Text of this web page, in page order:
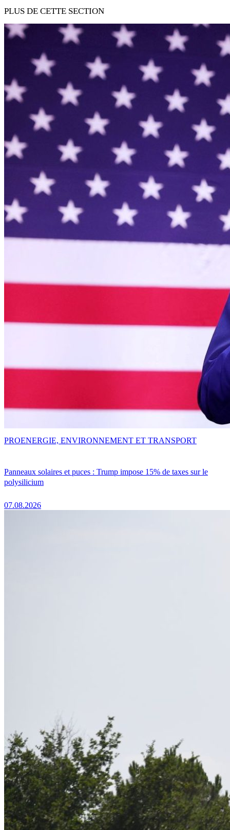
PLUS DE CETTE SECTION
Panneaux solaires et puces : Trump impose 15% de taxes sur le
polysilicium
07.08.2026
PROENERGIE, ENVIRONNEMENT ET TRANSPORT